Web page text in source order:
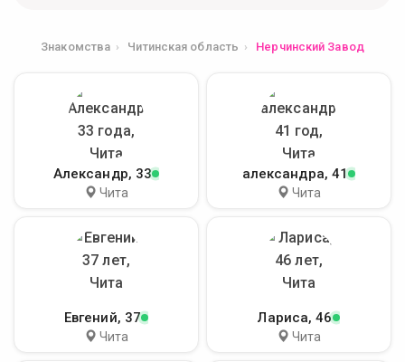
Знакомства Читинская область Нерчинский Завод
Александр, 33
Чита
александра, 41
Чита
Евгений, 37
Чита
Лариса, 46
Чита